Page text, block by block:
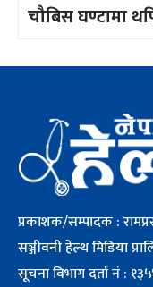
चौबिस घण्टामा
प्रकाशक/सम्पादक :
सञ्जीवनी हेल्थ मिडिया
सूचना विभाग दर्ता नं :